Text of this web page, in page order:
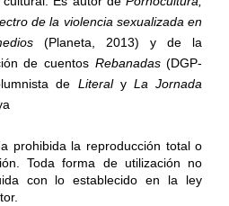
de la violencia sexualizada en
(Planeta, 2013) y de la
de cuentos Rebanadas(DGP-
de LiteralyLa Jornada
prohibida la reproducción total o
Toda forma de utilización no
con lo establecido en la ley